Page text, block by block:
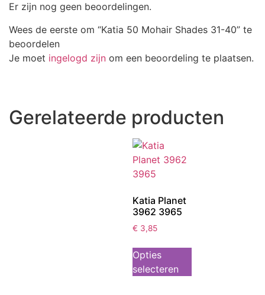
Er zijn nog geen beoordelingen.
Wees de eerste om “Katia 50 Mohair Shades 31-40” te
beoordelen
Je moet ingelogd zijn om een beoordeling te plaatsen.
Gerelateerde producten
Katia Planet
3962 3965
€ 3,85
Opties
selecteren